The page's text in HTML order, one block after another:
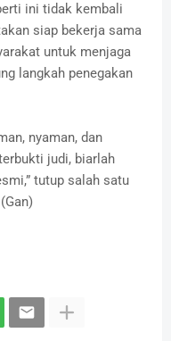
ini tidak kembali
siap bekerja sama
untuk menjaga
langkah penegakan
nyaman, dan
judi, biarlah
tutup salah satu